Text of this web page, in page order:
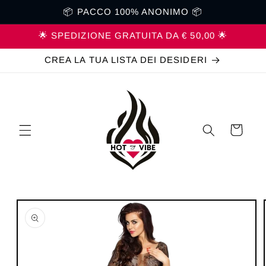
direttamente
ai contenuti
📦 PACCO 100% ANONIMO 📦
🌟 SPEDIZIONE GRATUITA DA € 50,00 🌟
CREA LA TUA LISTA DEI DESIDERI
Carrello
Passa alle
informazioni
sul prodotto